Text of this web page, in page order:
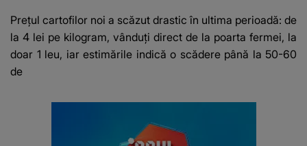
Prețul cartofilor noi a scăzut drastic în ultima perioadă: de
la 4 lei pe kilogram, vânduți direct de la poarta fermei, la
doar 1 leu, iar estimările indică o scădere până la 50-60
de